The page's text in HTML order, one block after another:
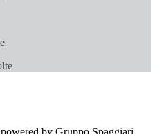
by Gruppo Spaggiari